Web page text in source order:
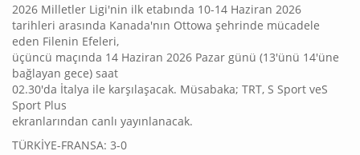
2026 Milletler Ligi'nin ilk etabında 10-14 Haziran 2026
tarihleri arasında Kanada'nın Ottowa şehrinde mücadele
eden Filenin Efeleri,
üçüncü maçında 14 Haziran 2026 Pazar günü (13'ünü 14'üne
bağlayan gece) saat
02.30'da İtalya ile karşılaşacak. Müsabaka; TRT, S Sport veS
Sport Plus
ekranlarından canlı yayınlanacak.
TÜRKİYE-FRANSA: 3-0